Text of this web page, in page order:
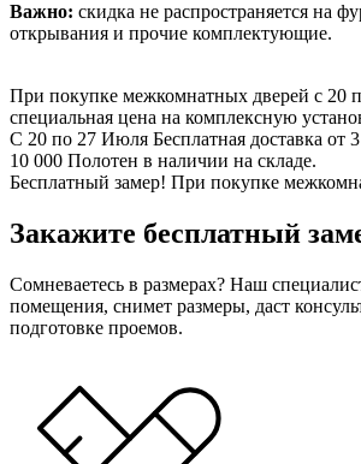
Важно: скидка не распространяется на
открывания и прочие комплектующие.
При покупке межкомнатных дверей c 20
специальная цена на комплексную
С 20 по 27 Июля Бесплатная доставка от
10 000 Полотен в наличии на складе.
Бесплатный замер! При покупке
Закажите бесплатный
Сомневаетесь в размерах? Наш
помещения, снимет размеры, даст
подготовке проемов.